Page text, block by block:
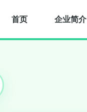
首页 企业简介